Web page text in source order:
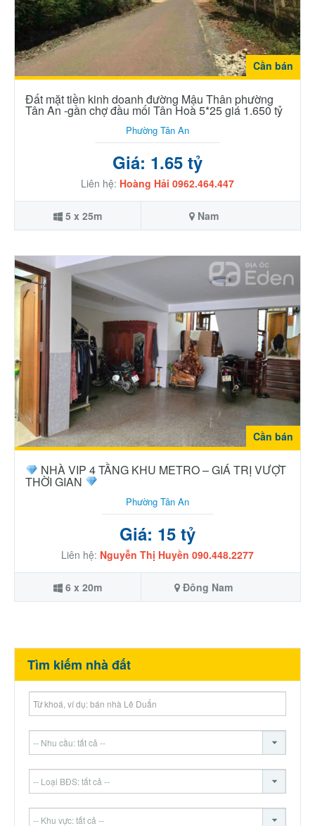
Cần bán
Đất mặt tiền kinh doanh đường Mậu Thân phường
Tân An -gần chợ đầu mối Tân Hoà 5*25 giá 1.650 tỷ
Phường Tân An
Giá: 1.65 tỷ
Liên hệ: Hoàng Hải 0962.464.447
5 x 25m Nam
Cần bán
NHÀ VIP 4 TẦNG KHU METRO – GIÁ TRỊ VƯỢT
THỜI GIAN
Phường Tân An
Giá: 15 tỷ
Liên hệ: Nguyễn Thị Huyền 090.448.2277
6 x 20m Đông Nam
Tìm kiếm nhà đất